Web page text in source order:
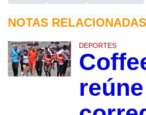
NOTAS RELACIONADAS
DEPORTES